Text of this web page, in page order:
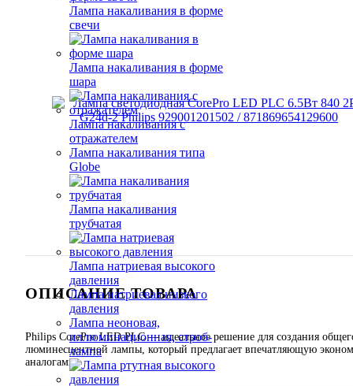
Лампа накаливания в форме
свечи
Лампа накаливания в форме
шара
Лампа накаливания с
отражателем
Лампа накаливания типа
Globe
Лампа накаливания
трубчатая
Лампа натриевая высокого
давления
Лампа натриевая низкого
давления
Лампа неоновая,
иллюминационная, строб-
лампа
ОПИСАНИЕ ТОВАРА
Philips CorePro LED PLС — идеальное решение для создания
люминесцентной лампы, который предлагает впечатляющую
аналогами.